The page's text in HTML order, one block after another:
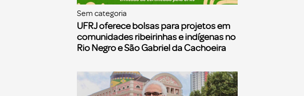
Sem categoria
UFRJ oferece bolsas para projetos em
comunidades ribeirinhas e indígenas no
Rio Negro e São Gabriel da Cachoeira